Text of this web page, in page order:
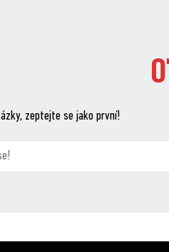
zeptejte se jako první!